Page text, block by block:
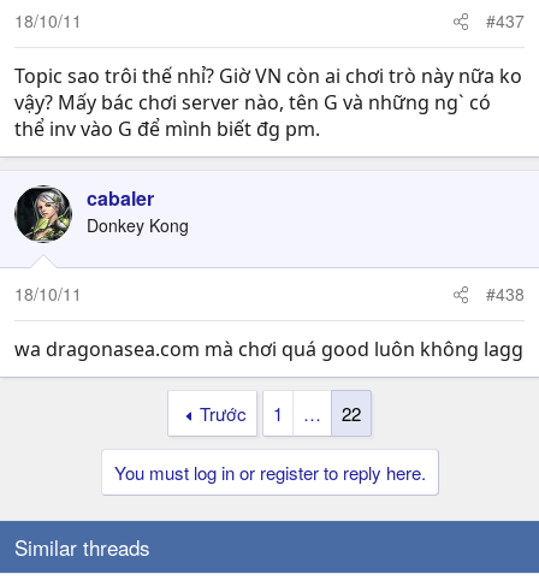
18/10/11 #437
Topic sao trôi thế nhỉ? Giờ VN còn ai chơi trò này nữa ko
vậy? Mấy bác chơi server nào, tên G và những ng` có
thể inv vào G để mình biết đg pm.
cabaler
Donkey Kong
18/10/11 #438
wa dragonasea.com mà chơi quá good luôn không lagg
Trước 1 … 22
You must log in or register to reply here.
Similar threads